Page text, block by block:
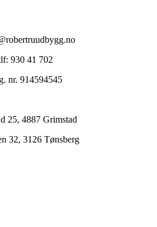
930 41 702
nr. 914594545
25, 4887 Grimstad
32, 3126 Tønsberg